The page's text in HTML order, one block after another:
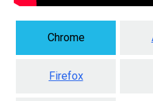
Chrome
Firefox